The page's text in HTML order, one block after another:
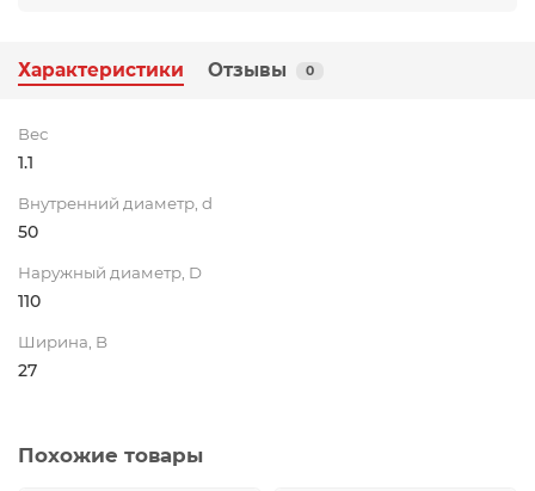
Характеристики Отзывы 0
Вес
1.1
Внутренний диаметр, d
50
Наружный диаметр, D
110
Ширина, B
27
Похожие товары